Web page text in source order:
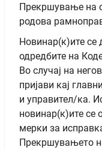
Прекршување на
родова
Новинар(к)ите
одредбите на
Во случај на
пријави кај
и управител/ка.
новинар(к)ите се
мерки за
Прекршувањето